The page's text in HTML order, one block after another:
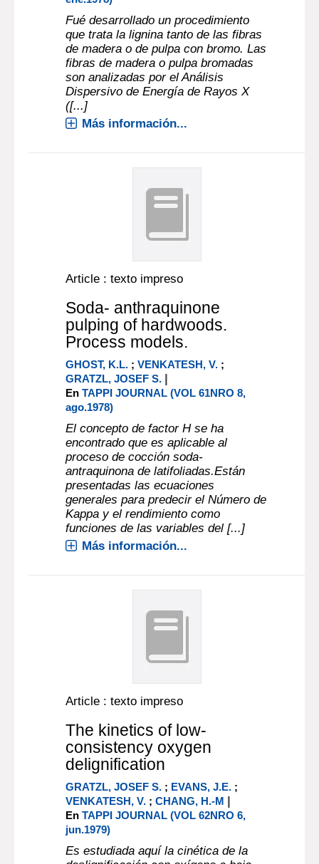
Fué desarrollado un procedimiento
que trata la lignina tanto de las fibras
de madera o de pulpa con bromo. Las
fibras de madera o pulpa bromadas
son analizadas por el Análisis
Dispersivo de Energía de Rayos X
([...]
Más información...
Article : texto impreso
Soda- anthraquinone
pulping of hardwoods.
Process models.
GHOST, K.L. ;VENKATESH, V. ;
GRATZL, JOSEF S. |
EnTAPPI JOURNAL (VOL 61NRO 8,
ago.1978)
El concepto de factor H se ha
encontrado que es aplicable al
proceso de cocción soda-
antraquinona de latifoliadas.Están
presentadas las ecuaciones
generales para predecir el Número de
Kappa y el rendimiento como
funciones de las variables del [...]
Más información...
Article : texto impreso
The kinetics of low-
consistency oxygen
delignification
GRATZL, JOSEF S. ; EVANS, J.E. ;
VENKATESH, V. ;CHANG, H.-M |
EnTAPPI JOURNAL (VOL 62NRO 6,
jun.1979)
Es estudiada aquí la cinética de la